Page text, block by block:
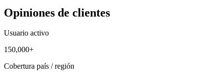
Opiniones de clientes
Usuario activo
150,000+
Cobertura país / región